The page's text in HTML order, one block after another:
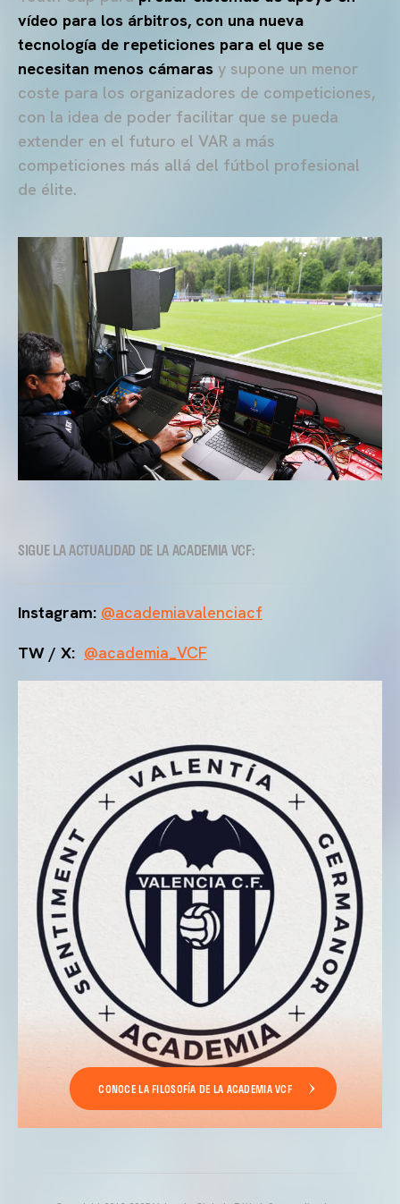
vídeo para los árbitros, con una nueva
tecnología de repeticiones para el que se
necesitan menos cámaras y supone un menor
coste para los organizadores de competiciones,
con la idea de poder facilitar que se pueda
extender en el futuro el VAR a más
competiciones más allá del fútbol profesional
de élite.
SIGUE LA ACTUALIDAD DE LA ACADEMIA VCF:
Instagram: @academiavalenciacf
TW / X: @academia_VCF
CONOCE LA FILOSOFÍA DE LA ACADEMIA VCF